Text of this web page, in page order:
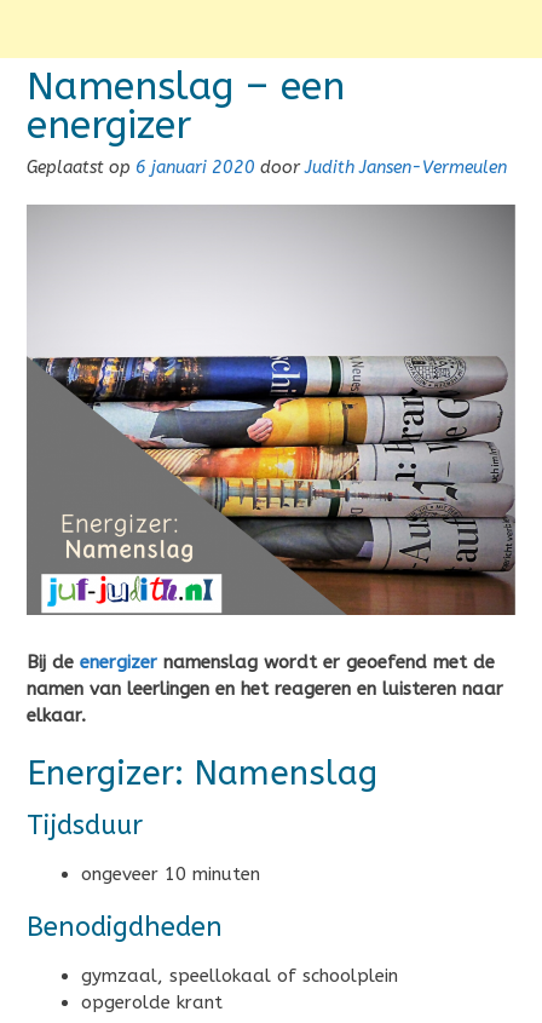
Namenslag – een
energizer
Geplaatst op 6 januari 2020 doorJudith Jansen-Vermeulen
Bij de energizer namenslag wordt er geoefend met de
namen van leerlingen en het reageren en luisteren naar
elkaar.
Energizer: Namenslag
Tijdsduur
ongeveer 10 minuten
Benodigdheden
gymzaal, speellokaal of schoolplein
opgerolde krant